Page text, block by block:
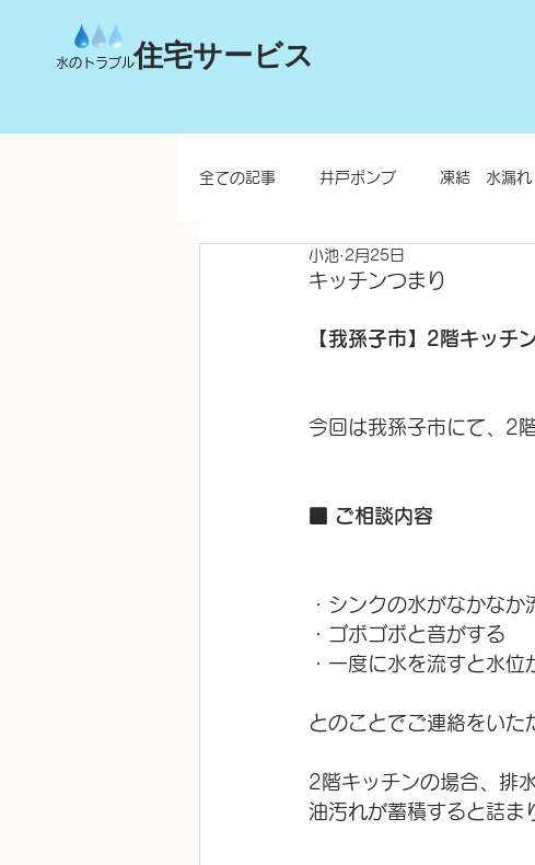
水のトラブル住宅サービス
全ての記事 井戸ポンプ 凍結 水漏れ
洗面所
水栓柱・不凍水栓柱
キッチンつまり
小池 2月25日
【我孫子市】2階キッチ
今回は我孫子市にて、2
■ ご相談内容
・シンクの水がなかなか
・ゴボゴボと音がする
・一度に水を流すと水位
とのことでご連絡をいた
2階キッチンの場合、排
油汚れが蓄積すると詰ま